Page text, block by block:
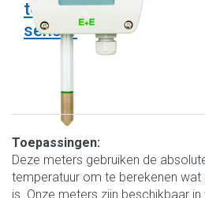
temperatuur
sensor
Toepassingen:
Deze meters gebruiken de
temperatuur om te berekenen
is. Onze meters zijn beschikbaar